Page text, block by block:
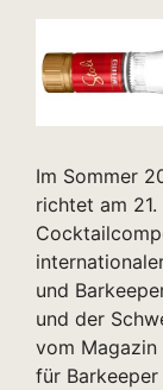
Im Sommer
richtet am
und
und der
vom Magazin
für